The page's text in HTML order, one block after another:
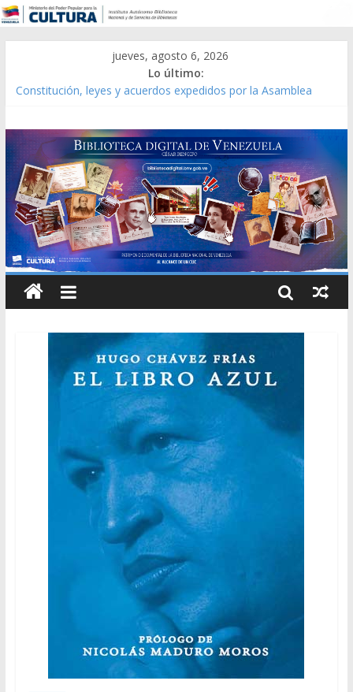
jueves, agosto 6, 2026
Lo último:
Constitución, leyes y acuerdos expedidos por la Asamblea
Modesta Bor Sánchez [material gráfico]
Gaceta Oficial de la República de Venezuela año CXXXIII Mes V,
Caracas 09 de marzo de 2006 N° 38.394
Catálogo temático de obras de Modesta Bor